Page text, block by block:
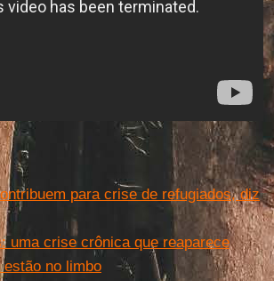
para crise de refugiados, diz
uma crise crônica que reaparece
no limbo